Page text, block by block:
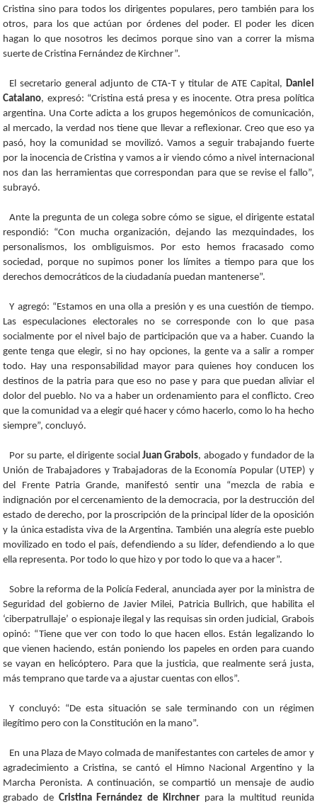
Cristina sino para todos los dirigentes populares, pero también para los
otros, para los que actúan por órdenes del poder. El poder les dicen
hagan lo que nosotros les decimos porque sino van a correr la misma
suerte de Cristina Fernández de Kirchner”.
El secretario general adjunto de CTA-T y titular de ATE Capital, Daniel
Catalano, expresó: “Cristina está presa y es inocente. Otra presa política
argentina. Una Corte adicta a los grupos hegemónicos de comunicación,
al mercado, la verdad nos tiene que llevar a reflexionar. Creo que eso ya
pasó, hoy la comunidad se movilizó. Vamos a seguir trabajando fuerte
por la inocencia de Cristina y vamos a ir viendo cómo a nivel internacional
nos dan las herramientas que correspondan para que se revise el fallo”,
subrayó.
Ante la pregunta de un colega sobre cómo se sigue, el dirigente estatal
respondió: “Con mucha organización, dejando las mezquindades, los
personalismos, los ombliguismos. Por esto hemos fracasado como
sociedad, porque no supimos poner los límites a tiempo para que los
derechos democráticos de la ciudadanía puedan mantenerse”.
Y agregó: “Estamos en una olla a presión y es una cuestión de tiempo.
Las especulaciones electorales no se corresponde con lo que pasa
socialmente por el nivel bajo de participación que va a haber. Cuando la
gente tenga que elegir, si no hay opciones, la gente va a salir a romper
todo. Hay una responsabilidad mayor para quienes hoy conducen los
destinos de la patria para que eso no pase y para que puedan aliviar el
dolor del pueblo. No va a haber un ordenamiento para el conflicto. Creo
que la comunidad va a elegir qué hacer y cómo hacerlo, como lo ha hecho
siempre”, concluyó.
Por su parte, el dirigente social Juan Grabois, abogado y fundador de la
Unión de Trabajadores y Trabajadoras de la Economía Popular (UTEP) y
del Frente Patria Grande, manifestó sentir una “mezcla de rabia e
indignación por el cercenamiento de la democracia, por la destrucción del
estado de derecho, por la proscripción de la principal líder de la oposición
y la única estadista viva de la Argentina. También una alegría este pueblo
movilizado en todo el país, defendiendo a su líder, defendiendo a lo que
ella representa. Por todo lo que hizo y por todo lo que va a hacer”.
Sobre la reforma de la Policía Federal, anunciada ayer por la ministra de
Seguridad del gobierno de Javier Milei, Patricia Bullrich, que habilita el
‘ciberpatrullaje’ o espionaje ilegal y las requisas sin orden judicial, Grabois
opinó: “Tiene que ver con todo lo que hacen ellos. Están legalizando lo
que vienen haciendo, están poniendo los papeles en orden para cuando
se vayan en helicóptero. Para que la justicia, que realmente será justa,
más temprano que tarde va a ajustar cuentas con ellos”.
Y concluyó: “De esta situación se sale terminando con un régimen
ilegítimo pero con la Constitución en la mano”.
En una Plaza de Mayo colmada de manifestantes con carteles de amor y
agradecimiento a Cristina, se cantó el Himno Nacional Argentino y la
Marcha Peronista. A continuación, se compartió un mensaje de audio
grabado de Cristina Fernández de Kirchner para la multitud reunida